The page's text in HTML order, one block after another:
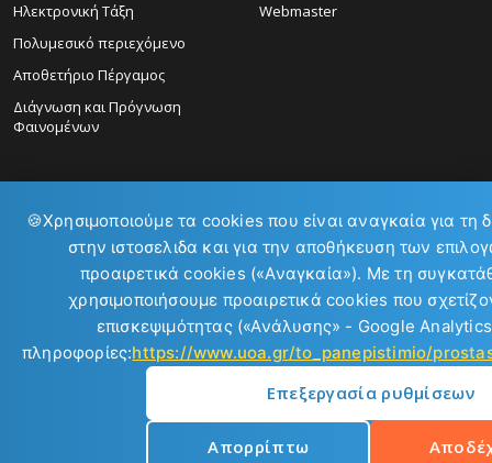
Ηλεκτρονική Τάξη
Πολυμεσικό περιεχόμενο
Αποθετήριο Πέργαμος
Διάγνωση και Πρόγνωση
Φαινομένων
Webmaster
ΕΠΙΚΟΙΝΩΝΙΑ:
Copyright © 2026
Εθνικό και Καποδιστριακό Πανεπιστήμιο Αθηνών
🍪Χρησιμοποιούμε τα cookies που είναι αναγκαία για τη
στην ιστοσελιδα και για την αποθήκευση των
προαιρετικά cookies («Αναγκαία»). Με τη
χρησιμοποιήσουμε προαιρετικά cookies που
επισκεψιμότητας («Ανάλυσης» - Google
πληροφορίες:https://www.uoa.gr/to_panepistimio/
Επεξεργασία ρυθμίσεων
Απορρίπτω